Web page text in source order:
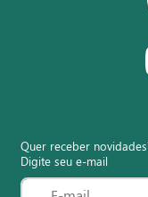
Quer receber
Digite seu e-mail